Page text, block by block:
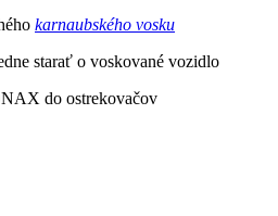
karnaubského vosku
starať o voskované vozidlo
do ostrekovačov